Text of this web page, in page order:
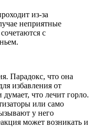
из-за
неприятные
с
Парадокс, что она
избавления от
что лечит горло.
или само
у него
может возникать и